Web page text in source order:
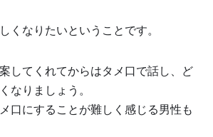
くなりたいということです。
してくれてからはタメ口で話し、ど
なりましょう。
口にすることが難しく感じる男性も